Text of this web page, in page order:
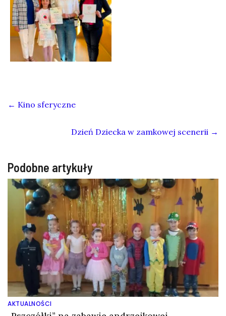
← Kino sferyczne
Dzień Dziecka w zamkowej scenerii →
Podobne artykuły
AKTUALNOŚCI